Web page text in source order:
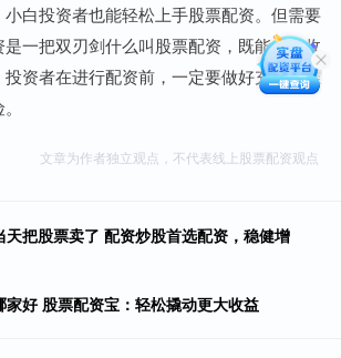
白投资者也能轻松上手股票配资。但需要
一把双刃剑什么叫股票配资，既能放大收
资者在进行配资前，一定要做好充分的准
文章为作者独立观点，不代表线上股票配资观点
天把股票卖了 配资炒股首选配资，稳健增
家好 股票配资宝：轻松撬动更大收益